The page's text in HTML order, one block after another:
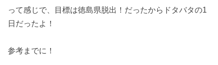
って感じで、目標は徳島県脱出！だったからドタバタの1
日だったよ！
参考までに！